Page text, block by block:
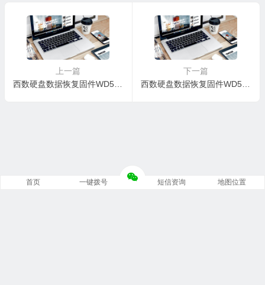
上一篇
西数硬盘数据恢复固件WD5000AAKS-75V0A0-05.01D05-WD-WMAWF0757866-0011001A
下一篇
西数硬盘数据恢复固件WD5000AAKS-22V1A0-05.01D05-WD-WCAWF5066694-0012001E
首页 一键拨号 短信资询 地图位置